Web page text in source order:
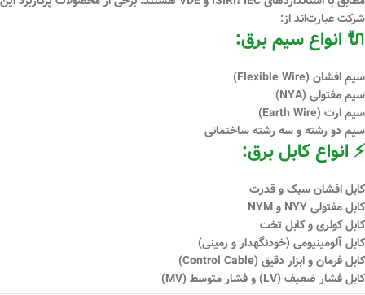
شرکت عبارت‌اند از:
🔌 انواع سیم برق:
سیم افشان (Flexible Wire)
سیم مفتولی (NYA)
سیم ارت (Earth Wire)
سیم دو رشته و سه رشته ساختمانی
⚡ انواع کابل برق:
کابل افشان سبک و قدرت
کابل مفتولی NYY و NYM
کابل کولری و کابل تخت
کابل آلومینیومی (خودنگهدار و زمینی)
کابل فرمان و ابزار دقیق (Control Cable)
کابل فشار ضعیف (LV) و فشار متوسط (MV)